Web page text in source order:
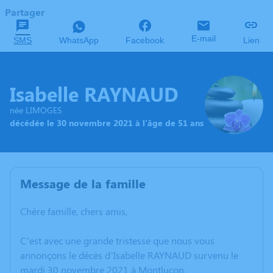
Partager
SMS WhatsApp Facebook E-mail Lien
Isabelle RAYNAUD
née LIMOGES
décédée le 30 novembre 2021 à l'âge de 51 ans
Message de la famille
Chère famille, chers amis,
C’est avec une grande tristesse que nous vous
annonçons le décès d’Isabelle RAYNAUD survenu le
mardi 30 novembre 2021 à Montluçon.